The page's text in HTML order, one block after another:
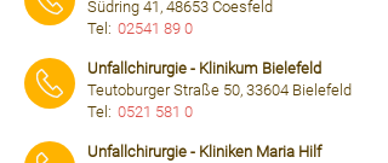
Südring 41, 48653 Coesfeld
Tel: 02541 89 0
Unfallchirurgie - Klinikum Bielefeld
Teutoburger Straße 50, 33604 Bielefeld
Tel: 0521 581 0
Unfallchirurgie - Kliniken Maria Hilf